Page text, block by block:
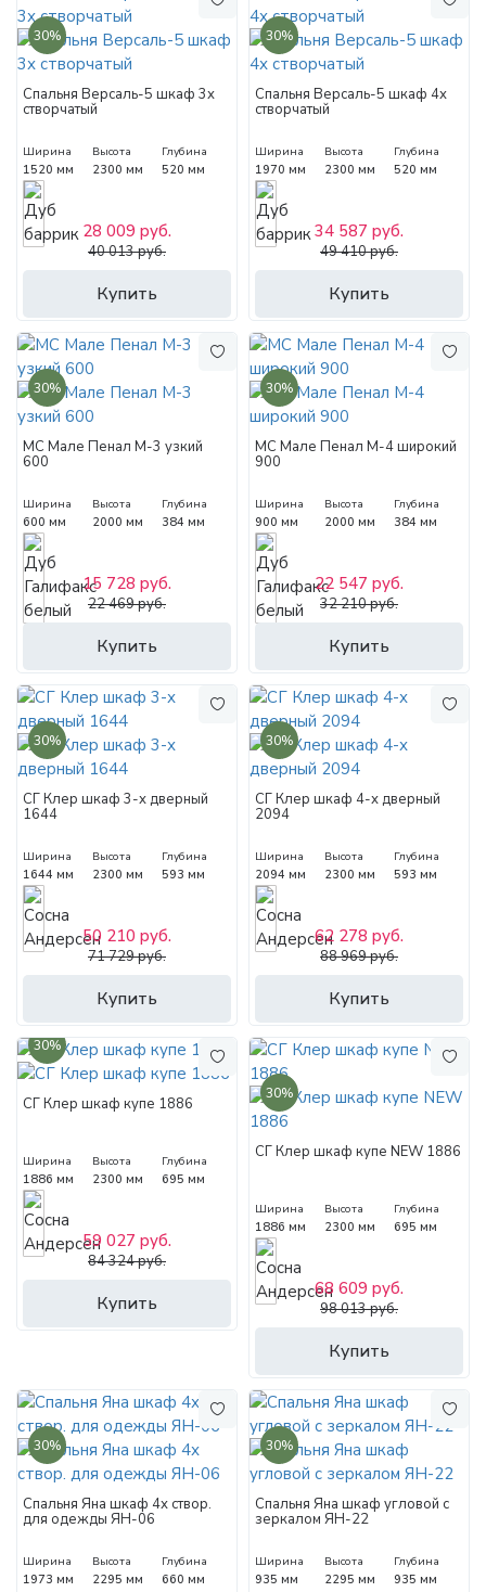
30%
Спальня Версаль-5 шкаф 3х
створчатый
Ширина
1520 мм
Высота
2300 мм
Глубина
520 мм
Купить
28 009 руб.
40 013 руб.
30%
Спальня Версаль-5 шкаф 4х
створчатый
Ширина
1970 мм
Высота
2300 мм
Глубина
520 мм
Купить
34 587 руб.
49 410 руб.
30%
МС Мале Пенал М-3 узкий
600
Ширина
600 мм
Высота
2000 мм
Глубина
384 мм
Купить
15 728 руб.
22 469 руб.
30%
МС Мале Пенал М-4 широкий
900
Ширина
900 мм
Высота
2000 мм
Глубина
384 мм
Купить
22 547 руб.
32 210 руб.
30%
СГ Клер шкаф 3-х дверный
1644
Ширина
1644 мм
Высота
2300 мм
Глубина
593 мм
Купить
50 210 руб.
71 729 руб.
30%
СГ Клер шкаф 4-х дверный
2094
Ширина
2094 мм
Высота
2300 мм
Глубина
593 мм
Купить
62 278 руб.
88 969 руб.
30%
СГ Клер шкаф купе 1886
Ширина
1886 мм
Высота
2300 мм
Глубина
695 мм
Купить
59 027 руб.
84 324 руб.
30%
СГ Клер шкаф купе NEW 1886
Ширина
1886 мм
Высота
2300 мм
Глубина
695 мм
Купить
68 609 руб.
98 013 руб.
30%
Спальня Яна шкаф 4х створ.
для одежды ЯН-06
Ширина
1973 мм
Высота
2295 мм
Глубина
660 мм
30%
Спальня Яна шкаф угловой с
зеркалом ЯН-22
Ширина
935 мм
Высота
2295 мм
Глубина
935 мм